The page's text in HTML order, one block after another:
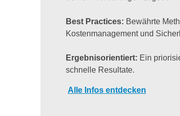
Best Practices: Bewährte
Kostenmanagement und
Ergebnisorientiert: Ein
schnelle Resultate.
Alle Infos entdecken